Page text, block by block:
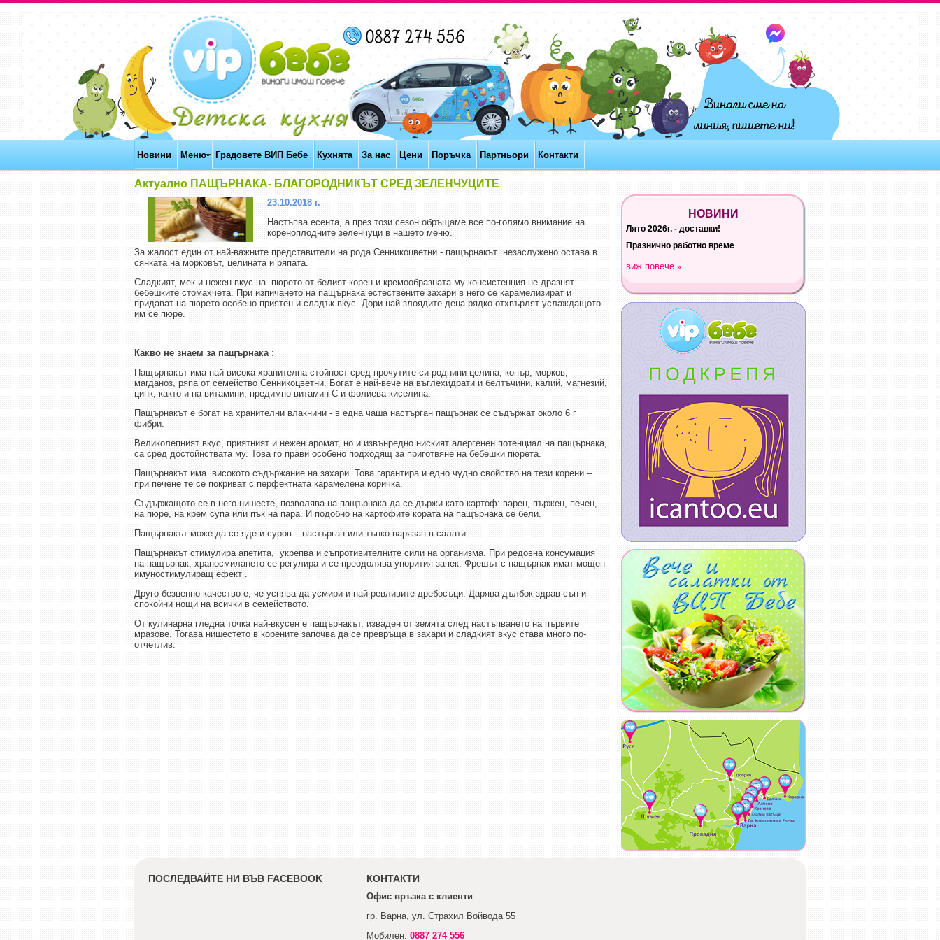
Новини Меню Градовете ВИП Бебе Кухнята За нас Цени Поръчка Партньори Контакти
Актуално ПАЩЪРНАКA- БЛАГОРОДНИКЪТ СРЕД ЗЕЛЕНЧУЦИТЕ
23.10.2018 г.
Настъпва есента, а през този сезон обръщаме все по-голямо внимание на
кореноплодните зеленчуци в нашето меню.
За жалост един от най-важните представители на рода Сенникоцветни - пащърнакът незаслужено остава в
сянката на морковът, целината и ряпата.
Сладкият, мек и нежен вкус на пюрето от белият корен и кремообразната му консистенция не дразнят
бебешките стомахчета. При изпичането на пащърнака естествените захари в него се карамелизират и
придават на пюрето особено приятен и сладък вкус. Дори най-злоядите деца рядко отхвърлят услаждащото
им се пюре.
Какво не знаем за пащърнакa :
Пащърнакът има най-висока хранителна стойност сред прочутите си роднини целина, копър, морков,
магданоз, ряпа от семейство Сенникоцветни. Богат е най-вече на въглехидрати и белтъчини, калий, магнезий,
цинк, както и на витамини, предимно витамин C и фолиева киселина.
Пащърнакът е богат на хранителни влакнини - в една чаша настърган пащърнак се съдържат около 6 г
фибри.
Великолепният вкус, приятният и нежен аромат, но и извънредно ниският алергенен потенциал на пащърнака,
са сред достойнствата му. Това го прави особено подходящ за приготвяне на бебешки пюрета.
Пащърнакът има високото съдържание на захари. Това гарантира и едно чудно свойство на тези корени –
при печене те се покриват с перфектната карамелена коричка.
Съдържащото се в него нишесте, позволява на пащърнака да се държи като картоф: варен, пържен, печен,
на пюре, на крем супа или пък на пара. И подобно на картофите кората на пащърнака се бели.
Пащърнакът може да се яде и суров – настърган или тънко нарязан в салати.
Пащърнакът стимулира апетита, укрепва и съпротивителните сили на организма. При редовна консумация
на пащърнак, храносмилането се регулира и се преодолява упорития запек. Фрешът с пащърнак имат мощен
имуностимулиращ ефект .
Друго безценно качество е, че успява да усмири и най-ревливите дребосъци. Дарява дълбок здрав сън и
спокойни нощи на всички в семейството.
От кулинарна гледна точка най-вкусен е пащърнакът, изваден от земята след настъпването на първите
мразове. Тогава нишестето в корените започва да се превръща в захари и сладкият вкус става много по-
отчетлив.
НОВИНИ
Лято 2026г. - доставки!
Празнично работно време
виж повече
ПОСЛЕДВАЙТЕ НИ ВЪВ FACEBOOK КОНТАКТИ
Офис връзка с клиенти
гр. Варна, ул. Страхил Войвода 55
Мобилен: 0887 274 556